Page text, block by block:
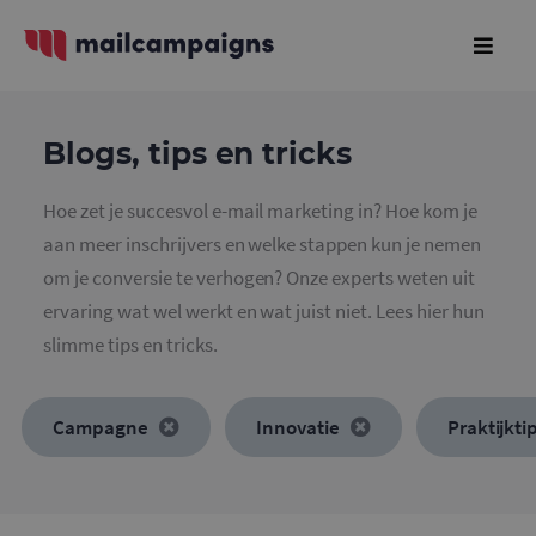
Blogs, tips en tricks
Hoe zet je succesvol e-mail marketing in? Hoe kom je
aan meer inschrijvers en welke stappen kun je nemen
om je conversie te verhogen? Onze experts weten uit
ervaring wat wel werkt en wat juist niet. Lees hier hun
slimme tips en tricks.
Campagne Innovatie